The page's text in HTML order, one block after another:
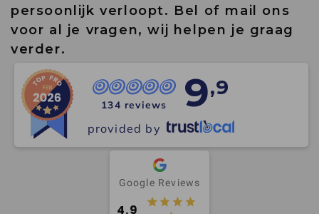
persoonlijk verloopt. Bel of mail ons
voor al je vragen, wij helpen je graag
verder.
134 reviews 9,9
provided by
Google Reviews
4.9